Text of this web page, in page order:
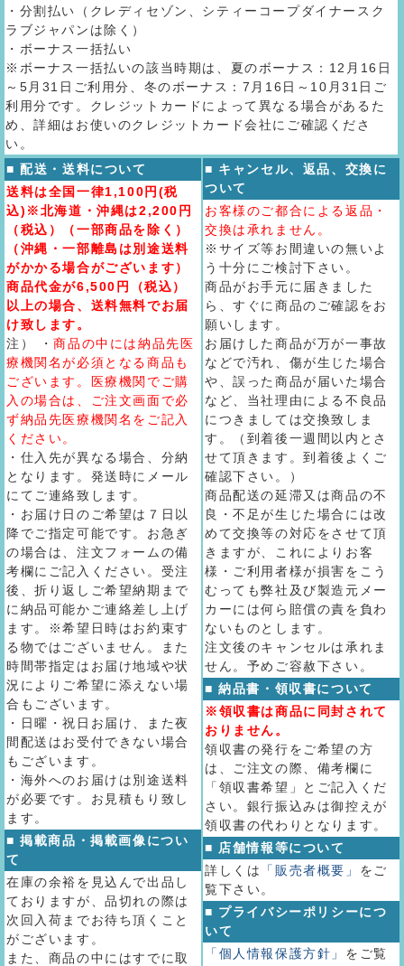
・分割払い（クレディセゾン、シティーコープダイナースク
ラブジャパンは除く）
・ボーナス一括払い
※ボーナス一括払いの該当時期は、夏のボーナス：12月16日
～5月31日ご利用分、冬のボーナス：7月16日～10月31日ご
利用分です。クレジットカードによって異なる場合があるた
め、詳細はお使いのクレジットカード会社にご確認くださ
い。
■ 配送・送料について
送料は全国一律1,100円(税
込)※北海道・沖縄は2,200円
（税込）（一部商品を除く）
（沖縄・一部離島は別途送料
がかかる場合がございます）
商品代金が6,500円（税込）
以上の場合、送料無料でお届
け致します。
注） ・商品の中には納品先医
療機関名が必須となる商品も
ございます。医療機関でご購
入の場合は、ご注文画面で必
ず納品先医療機関名をご記入
ください。
・仕入先が異なる場合、分納
となります。発送時にメール
にてご連絡致します。
・お届け日のご希望は７日以
降でご指定可能です。お急ぎ
の場合は、注文フォームの備
考欄にご記入ください。受注
後、折り返しご希望納期まで
に納品可能かご連絡差し上げ
ます。※希望日時はお約束す
る物ではございません。また
時間帯指定はお届け地域や状
況によりご希望に添えない場
合もございます。
・日曜・祝日お届け、また夜
間配送はお受付できない場合
もございます。
・海外へのお届けは別途送料
が必要です。お見積もり致し
ます。
■ 掲載商品・掲載画像につい
て
在庫の余裕を見込んで出品し
ておりますが、品切れの際は
次回入荷までお待ち頂くこと
がございます。
また、商品の中にはすでに取
■ キャンセル、返品、交換に
ついて
お客様のご都合による返品・
交換は承れません。
※サイズ等お間違いの無いよ
う十分にご検討下さい。
商品がお手元に届きました
ら、すぐに商品のご確認をお
願いします。
お届けした商品が万が一事故
などで汚れ、傷が生じた場合
や、誤った商品が届いた場合
など、当社理由による不良品
につきましては交換致しま
す。（到着後一週間以内とさ
せて頂きます。到着後よくご
確認下さい。）
商品配送の延滞又は商品の不
良・不足が生じた場合には改
めて交換等の対応をさせて頂
きますが、これによりお客
様・ご利用者様が損害をこう
むっても弊社及び製造元メー
カーには何ら賠償の責を負わ
ないものとします。
注文後のキャンセルは承れま
せん。予めご容赦下さい。
■ 納品書・領収書について
※領収書は商品に同封されて
おりません。
領収書の発行をご希望の方
は、ご注文の際、備考欄に
「領収書希望」とご記入くだ
さい。銀行振込みは御控えが
領収書の代わりとなります。
■ 店舗情報等について
詳しくは
「販売者概要」 をご
覧下さい。
■ プライバシーポリシーにつ
いて
「個人情報保護方針」 をご覧